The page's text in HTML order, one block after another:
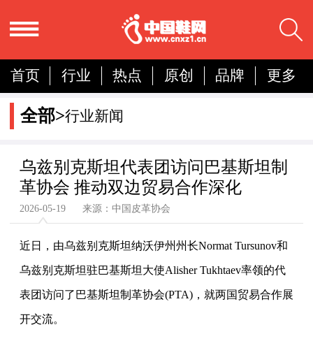
首页 行业 热点 原创 品牌
更多
国内
国际
分析
全部>行业新闻
乌兹别克斯坦代表团访问巴基斯坦制
革协会 推动双边贸易合作深化
2026-05-19 来源：中国皮革协会
近日，由乌兹别克斯坦纳沃伊州州长Normat Tursunov和
乌兹别克斯坦驻巴基斯坦大使Alisher Tukhtaev率领的代
表团访问了巴基斯坦制革协会(PTA)，就两国贸易合作展
开交流。